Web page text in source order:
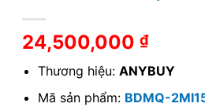
24,500,000 ₫
Thương hiệu:ANYBUY
Mã sản phẩm: BDMQ-